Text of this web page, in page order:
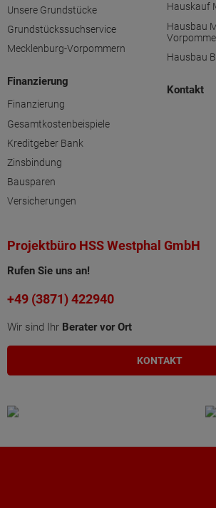
Unsere Grundstücke
Grundstückssuchservice
Mecklenburg-Vorpommern
Finanzierung
Finanzierung
Gesamtkostenbeispiele
Kreditgeber Bank
Zinsbindung
Bausparen
Versicherungen
Hauskauf
Hausbau
Hausbau
Kontakt
Projektbüro HSS Westphal GmbH
Rufen Sie uns an!
+49 (3871) 422940
Wir sind Ihr Berater vor Ort
KONTAKT